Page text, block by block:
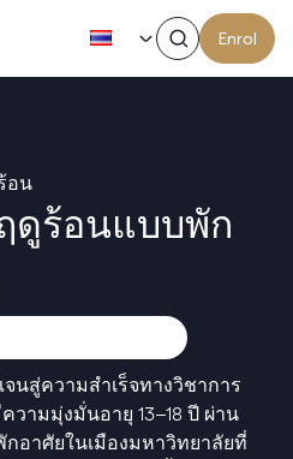
Enrol
อน
ดูร้อนแบบพัก
นสู่ความสำเร็จทางวิชาการ
ามมุ่งมั่นอายุ 13–18 ปี ผ่าน
อาศัยในเมืองมหาวิทยาลัยที่